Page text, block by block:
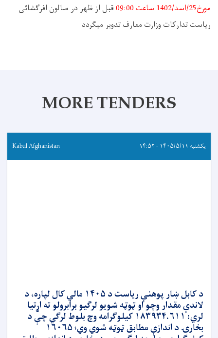
مورخ25
/اسد/1402 ساعت 09:00
قبل از ظهر در صالون افرگشائی
ریاست تدارکات وزارت معارف تدویر میگردد
MORE TENDERS
یکشنبه ۱۴۰۵/۵/۱۱ - ۱۴:۵۲ Kabul Afghanistan
د کابل ښار پوهنې ریاست د ۱۴۰۵ مالي کال لپاره، د
لاندې مقدار وچو او ټوټه شویو لرګیو برابرولو ته اړتیا
لري: ۱۸۳۹۳۴.۶۱۱ کیلوګرامه وچ بلوط لرګي چې د
بخارۍ د اندازې مطابق ټوټه شوي وي؛ ۱۶۰۶۵